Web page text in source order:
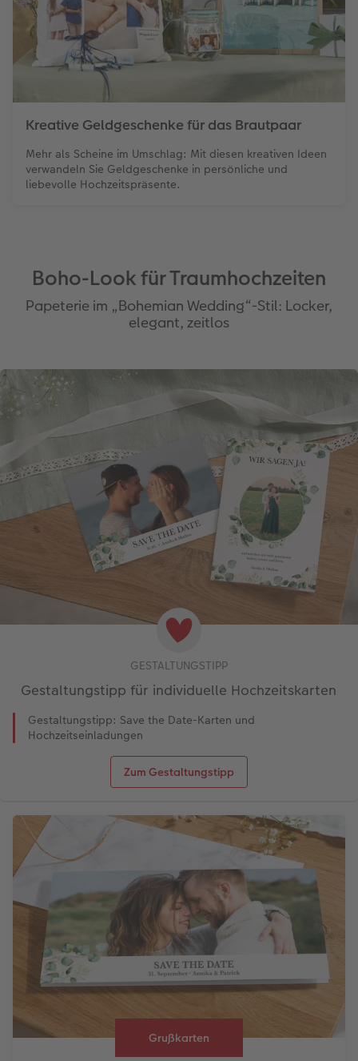
Kreative Geldgeschenke für das Brautpaar
Mehr als Scheine im Umschlag: Mit diesen kreativen Ideen
verwandeln Sie Geldgeschenke in persönliche und
liebevolle Hochzeitspräsente.
Boho-Look für Traumhochzeiten
Papeterie im „Bohemian Wedding“-Stil: Locker,
elegant, zeitlos
GESTALTUNGSTIPP
Gestaltungstipp für individuelle Hochzeitskarten
Gestaltungstipp: Save the Date-Karten und
Hochzeitseinladungen
Zum Gestaltungstipp
Grußkarten